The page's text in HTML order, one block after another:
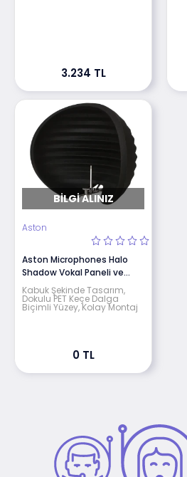
3.234 TL
BILGI ALINIZ
Aston
Aston Microphones Halo
Shadow Vokal Paneli ve
Reflection Filter
Kabuk Şekinde Tasarım,
Dokulu PET Keçe Dalga
Biçimli Yüzey, Kolay Montaj
0 TL